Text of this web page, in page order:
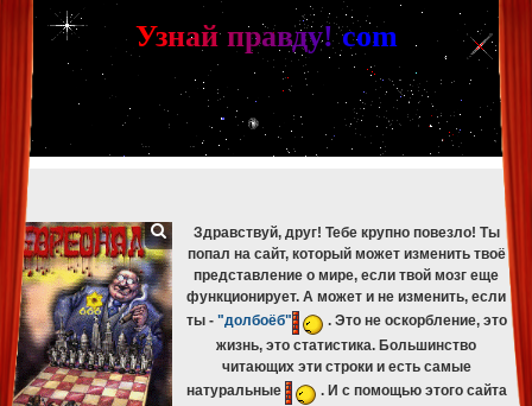
[phpBB Debug] PHP Warning : in file [ROOT]/phpbb/db/driver/mysqli.php
mysqli_fetch_assoc(): Couldn't fetch mysqli_result
[phpBB Debug] PHP Warning: in file[ROOT]/phpbb/db/driver/mysqli.php 329
mysqli_free_result(): Couldn't fetch mysqli_result
[phpBB Debug] PHP Warning
[ROOT]/phpbb/db/driver/mysqli.php on line 265
mysqli_fetch_assoc(): Couldn't fetch mysqli_result
[phpBB Debug] PHP Warning
: in file [ROOT]/phpbb/db/driver/mysqli.php on line329
mysqli_free_result(): Couldn't fetch mysqli_result
[phpBB Debug] PHP Warning: in file [ROOT]/phpbb/db/driver/mysqli.php on line 265
mysqli_fetch_assoc(): Couldn't fetch mysqli_result
[phpBB Debug] PHP Warning
[ROOT]/phpbb/db/driver/mysqli.php on line329:
mysqli_free_result(): Couldn't fetch mysqli_result
Узнай правду! com
Здравствуй, друг! Тебе крупно повезло! Ты
попал на сайт, который может изменить твоё
представление о мире, если твой мозг еще
функционирует. А может и не изменить, если
ты - "долбоёб"
. Это не оскорбление, это
жизнь, это статистика. Большинство
читающих эти строки и есть самые
натуральные
. И с помощью этого сайта